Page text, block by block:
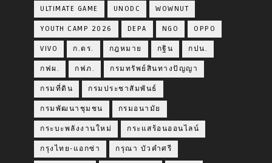
ULTIMATE GAME UNODC WOWNUT
YOUTH CAMP 2026 DEPA NGO OPPO
VIVO ก.ตร. กฎหมาย กฐิน กปน.
กฟผ. กฟภ. กรมทรัพย์สินทางปัญญา
กรมที่ดิน กรมประชาสัมพันธ์
กรมพัฒนาชุมชน กรมอนามัย
กระบะพลังงานใหม่ กระแสร้อนออนไลน์
กรุงไทย-แอกซ่า กรุณา บัวคำศรี